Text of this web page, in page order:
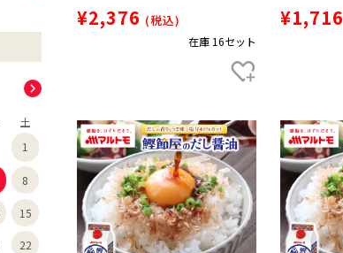
¥2,376 (税込)
在庫 16セット
¥1,716
土
1
8
15
22